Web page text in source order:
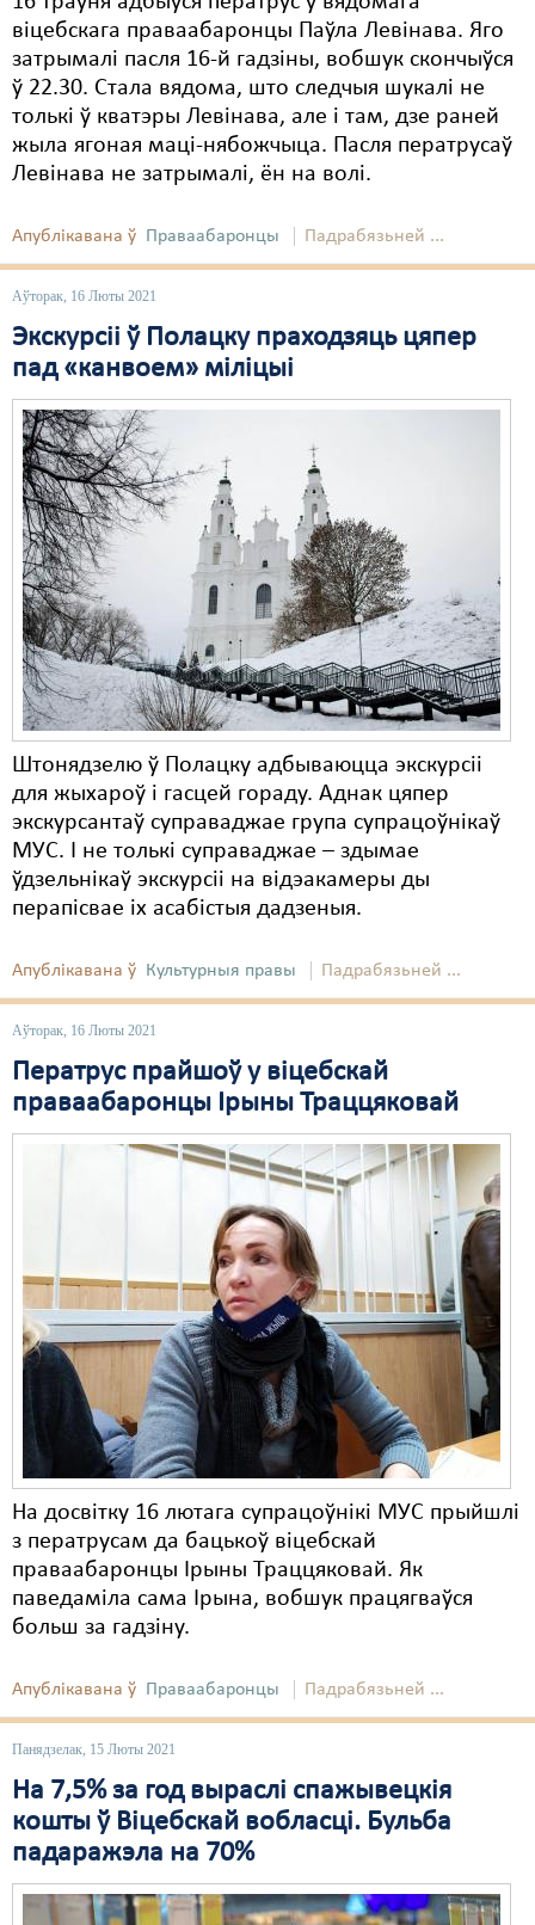
віцебскага праваабаронцы Паўла Левінава. Яго
затрымалі пасля 16-й гадзіны, вобшук скончыўся
ў 22.30. Стала вядома, што следчыя шукалі не
толькі ў кватэры Левінава, але і там, дзе раней
жыла ягоная маці-нябожчыца. Пасля ператрусаў
Левінава не затрымалі, ён на волі.
Апублікавана ў Праваабаронцы Падрабязьней ...
Аўторак, 16 Люты 2021
Экскурсіі ў Полацку праходзяць цяпер
пад «канвоем» міліцыі
Штонядзелю ў Полацку адбываюцца экскурсіі
для жыхароў і гасцей гораду. Аднак цяпер
экскурсантаў суправаджае група супрацоўнікаў
МУС. І не толькі суправаджае – здымае
ўдзельнікаў экскурсіі на відэакамеры ды
перапісвае іх асабістыя дадзеныя.
Апублікавана ў Культурныя правы Падрабязьней ...
Аўторак, 16 Люты 2021
Ператрус прайшоў у віцебскай
праваабаронцы Ірыны Траццяковай
На досвітку 16 лютага супрацоўнікі МУС прыйшлі
з ператрусам да бацькоў віцебскай
праваабаронцы Ірыны Траццяковай. Як
паведаміла сама Ірына, вобшук працягваўся
больш за гадзіну.
Апублікавана ў Праваабаронцы Падрабязьней ...
Панядзелак, 15 Люты 2021
На 7,5% за год выраслі спажывецкія
кошты ў Віцебскай вобласці. Бульба
падаражэла на 70%